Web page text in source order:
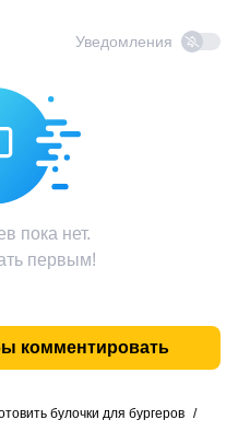
Уведомления
пока нет.
первым!
комментировать
булочки для бургеров /